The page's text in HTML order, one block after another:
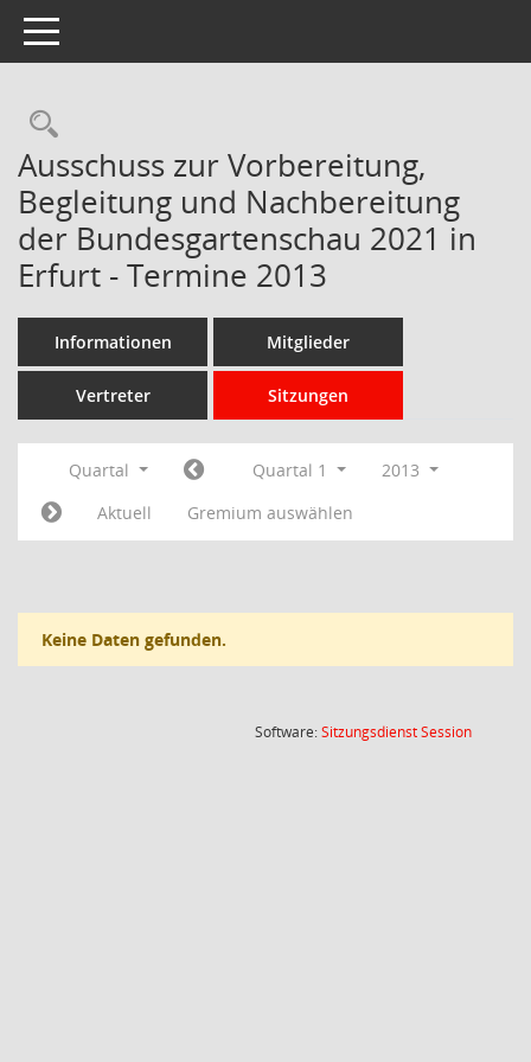
Toggle navigation
Rechercheauswahl
Ausschuss zur Vorbereitung,
Begleitung und Nachbereitung
der Bundesgartenschau 2021 in
Erfurt - Termine 2013
Informationen Mitglieder
Vertreter Sitzungen
Quartal Quartal 1
2013
Aktuell
Gremium auswählen
Keine Daten gefunden.
Software:SitzungsdienstSession(Wird in